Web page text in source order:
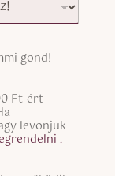
gond!
Ft-ért
levonjuk
.